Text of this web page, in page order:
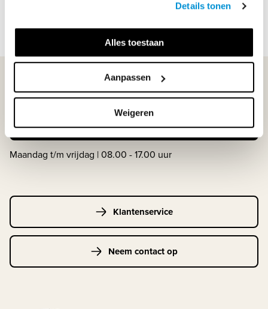
Details tonen
Alles toestaan
Aanpassen
Weigeren
Lees meer
WIJ STAAN VOOR JE KLAAR!
033-4483000
Maandag t/m vrijdag | 08.00 - 17.00 uur
Klantenservice
Neem contact op